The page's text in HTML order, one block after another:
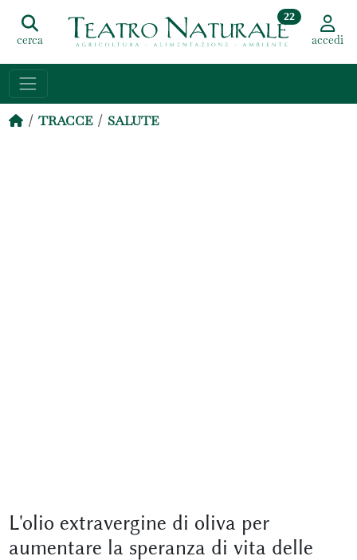
cerca
22
accedi
TRACCE SALUTE
L'olio extravergine di oliva per
aumentare la speranza di vita delle